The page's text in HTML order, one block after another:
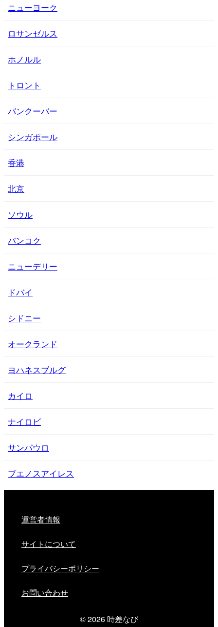
ニューヨーク
ロサンゼルス
ホノルル
トロント
バンクーバー
シンガポール
香港
北京
ソウル
バンコク
ニューデリー
ドバイ
シドニー
オークランド
ヨハネスブルグ
カイロ
ナイロビ
サンパウロ
ブエノスアイレス
運営者情報
サイトについて
プライバシーポリシー
お問い合わせ
© 2026 時差なび